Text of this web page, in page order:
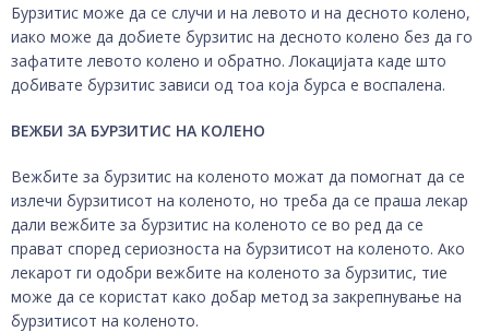
Бурзитис може да се случи и на левото и на десното колено,
иако може да добиете бурзитис на десното колено без да го
зафатите левото колено и обратно. Локацијата каде што
добивате бурзитис зависи од тоа која бурса е воспалена.
ВЕЖБИ ЗА БУРЗИТИС НА КОЛЕНО
Вежбите за бурзитис на коленото можат да помогнат да се
излечи бурзитисот на коленото, но треба да се праша лекар
дали вежбите за бурзитис на коленото се во ред да се
прават според сериозноста на бурзитисот на коленото. Ако
лекарот ги одобри вежбите на коленото за бурзитис, тие
може да се користат како добар метод за закрепнување на
бурзитисот на коленото.